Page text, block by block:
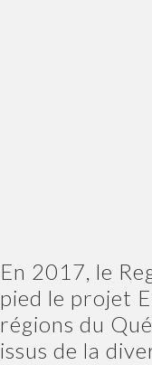
En 2017, le
pied le projet
régions du
issus de la